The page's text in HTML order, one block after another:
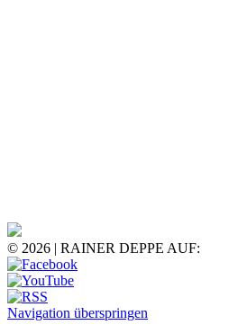
© 2026 | RAINER DEPPE AUF:
Navigation überspringen